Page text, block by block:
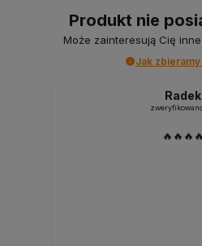
Produkt nie
Może zainteresują Cię
Jak
Radek
🔥🔥🔥🔥